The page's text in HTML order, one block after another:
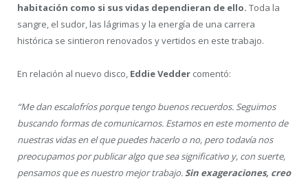
habitación como si sus vidas dependieran de ello. Toda la
sangre, el sudor, las lágrimas y la energía de una carrera
histórica se sintieron renovados y vertidos en este trabajo.
En relación al nuevo disco, Eddie Vedder comentó:
“Me dan escalofríos porque tengo buenos recuerdos. Seguimos
buscando formas de comunicarnos. Estamos en este momento de
nuestras vidas en el que puedes hacerlo o no, pero todavía nos
preocupamos por publicar algo que sea significativo y, con suerte,
pensamos que es nuestro mejor trabajo. Sin exageraciones, creo